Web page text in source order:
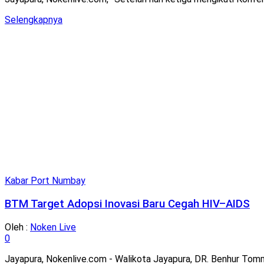
SelengkapnyaDetails
Kabar Port Numbay
BTM Target Adopsi Inovasi Baru Cegah HIV–AIDS
Oleh : Noken Live
0
Jayapura, Nokenlive.com - Walikota Jayapura, DR. Benhur